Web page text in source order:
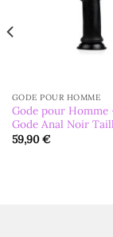
GODE POUR HOMME
Gode pour Homme
Gode Anal Noir
59,90€